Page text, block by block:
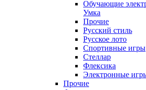
Обучающие
Умка
Прочие
Русский стиль
Русское лото
Спортивные игры
Стеллар
Флексика
Электронные
Прочие